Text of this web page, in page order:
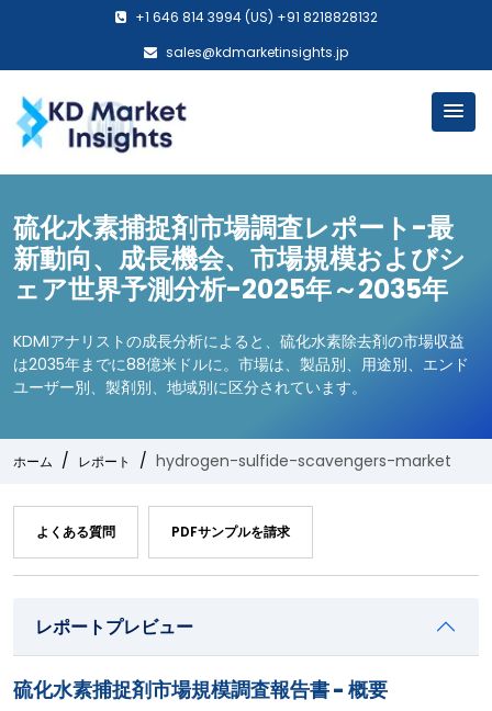
+1 646 814 3994 (US) +91 8218828132
sales@kdmarketinsights.jp
硫化水素捕捉剤市場調査レポート-最
新動向、成長機会、市場規模およびシ
ェア世界予測分析-2025年～2035年
KDMIアナリストの成長分析によると、硫化水素除去剤の市場収益
は2035年までに88億米ドルに。市場は、製品別、用途別、エンド
ユーザー別、製剤別、地域別に区分されています。
ホーム レポート hydrogen-sulfide-scavengers-market
よくある質問 PDFサンプルを請求
レポートプレビュー
硫化水素捕捉剤市場規模調査報告書 - 概要